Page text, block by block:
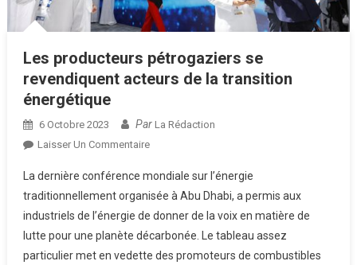
Les producteurs pétrogaziers se
revendiquent acteurs de la transition
énergétique
6 Octobre 2023 Par La Rédaction
Laisser Un CommentaireSur
Producteurs
Pétrogaziers
Se
Revendiquent
Acteurs
La dernière conférence mondiale sur l’énergie
traditionnellement organisée à Abu Dhabi, a permis aux
industriels de l’énergie de donner de la voix en matière de
lutte pour une planète décarbonée. Le tableau assez
particulier met en vedette des promoteurs de combustibles